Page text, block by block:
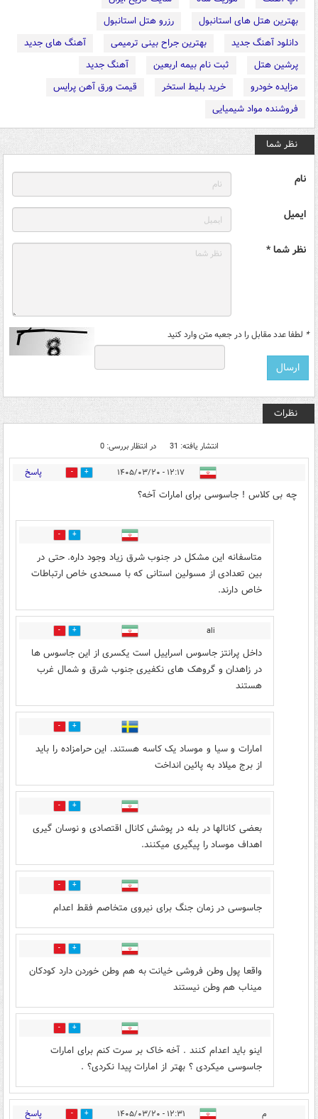
بهترین هتل های استانبول
رزرو هتل استانبول
دانلود آهنگ جدید
بهترین جراح بینی ترمیمی
آهنگ های جدید
پرشین هتل
ثبت نام بیمه اربعین
آهنگ جدید
مزایده خودرو
خرید بلیط استخر
قیمت ورق آهن پرایس
فروشنده مواد شیمیایی
نظر شما
نام
ایمیل
نظر شما *
* لطفا عدد مقابل را در جعبه متن وارد کنید
نظرات
انتشار یافته: 31 در انتظار بررسی: 0
۱۲:۱۷ - ۱۴۰۵/۰۳/۲۰ 6 پاسخ
چه بی کلاس ! جاسوسی برای امارات آخه؟
5
متاسفانه این مشکل در جنوب شرق زیاد وجود داره. حتی در
بین تعدادی از مسولین استانی که با مسحدی خاص ارتباطات
خاص دارند.
ali
9
داخل پرانتز جاسوس اسراییل است یکسری از این جاسوس ها
در زاهدان و گروهک های نکفیری جنوب شرق و شمال غرب
هستند
17
امارات و سیا و موساد یک کاسه هستند. این حرامزاده را باید
از برج میلاد به پائین انداخت
0
بعضی کانالها در بله در پوشش کانال اقتصادی و نوسان گیری
اهداف موساد را پیگیری میکنند.
4
جاسوسی در زمان جنگ برای نیروی متخاصم فقط اعدام
3
واقعا پول وطن فروشی خیانت به هم وطن خوردن دارد کودکان
میناب هم وطن نیستند
0
اینو باید اعدام کنند . آخه خاک بر سرت کنم برای امارات
جاسوسی میکردی ؟ بهتر از امارات پیدا نکردی؟ .
م ۱۲:۳۱ - ۱۴۰۵/۰۳/۲۰ 0 پاسخ